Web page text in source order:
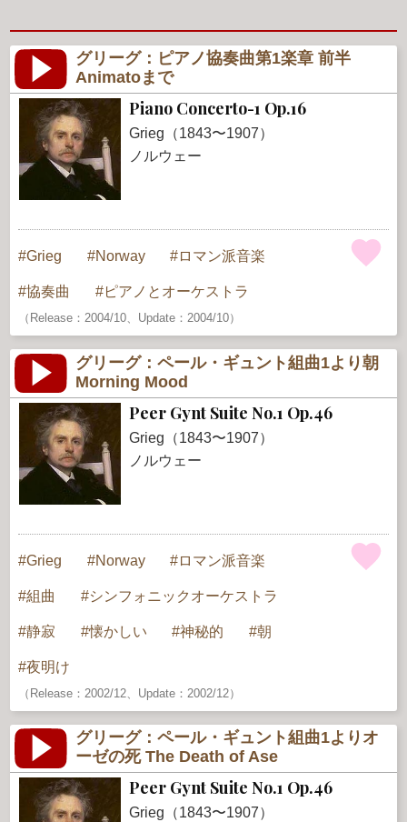
グリーグ：ピアノ協奏曲第1楽章 前半
Animatoまで
Piano Concerto-1 Op.16
Grieg（1843〜1907）
ノルウェー
Grieg Norway ロマン派音楽
協奏曲 ピアノとオーケストラ
（Release：2004/10、Update：2004/10）
グリーグ：ペール・ギュント組曲1より朝
Morning Mood
Peer Gynt Suite No.1 Op.46
Grieg（1843〜1907）
ノルウェー
Grieg Norway ロマン派音楽
組曲 シンフォニックオーケストラ
静寂 懐かしい 神秘的 朝
夜明け
（Release：2002/12、Update：2002/12）
グリーグ：ペール・ギュント組曲1よりオ
ーゼの死 The Death of Ase
Peer Gynt Suite No.1 Op.46
Grieg（1843〜1907）